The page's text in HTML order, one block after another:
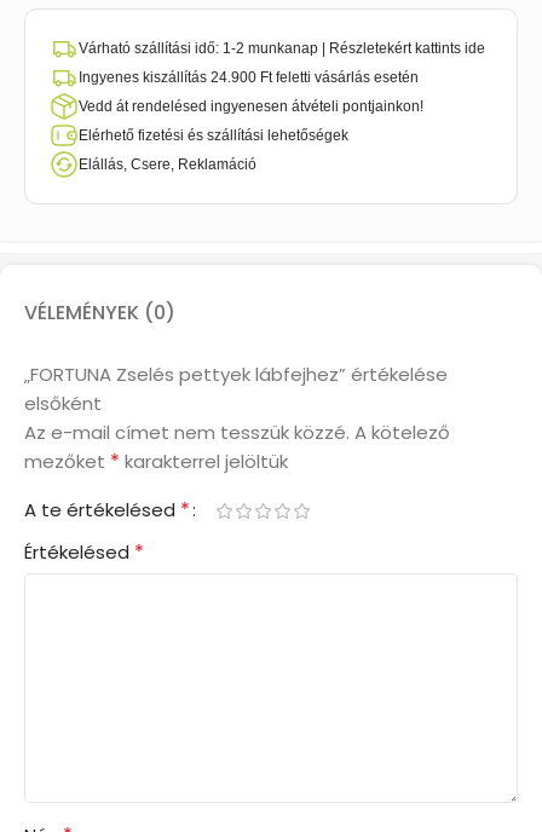
Várható szállítási idő: 1-2 munkanap | Részletekért kattints ide
Ingyenes kiszállítás 24.900 Ft feletti vásárlás esetén
Vedd át rendelésed ingyenesen átvételi pontjainkon!
Elérhető fizetési és szállítási lehetőségek
Elállás, Csere, Reklamáció
VÉLEMÉNYEK (0)
„FORTUNA Zselés pettyek lábfejhez” értékelése
elsőként
Az e-mail címet nem tesszük közzé. A kötelező
mezőket * karakterrel jelöltük
A te értékelésed *
Értékelésed *